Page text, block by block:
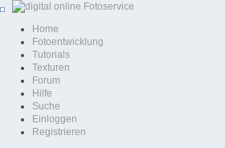
Home
Fotoentwicklung
Tutorials
Texturen
Forum
Hilfe
Suche
Einloggen
Registrieren